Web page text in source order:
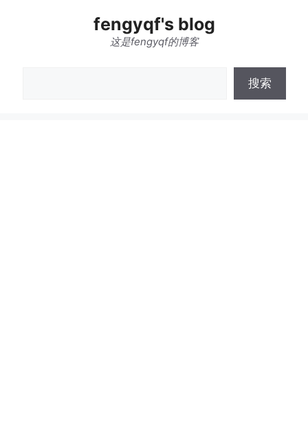
fengyqf's blog
这是fengyqf的博客
搜索